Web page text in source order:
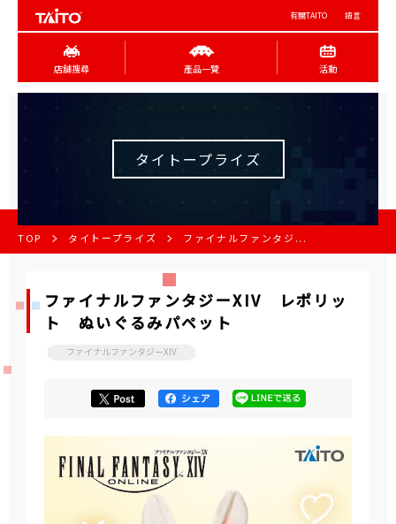
有關TAITO 語言
店舖搜尋 產品一覽 活動
タイトープライズ
TOP タイトープライズ ファイナルファンタジ...
ファイナルファンタジーXIV レポリッ
ト ぬいぐるみパペット
ファイナルファンタジーXIV